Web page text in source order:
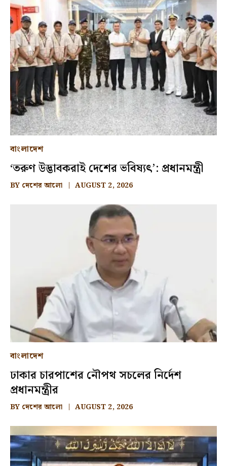
বাংলাদেশ
‘তরুণ উদ্ভাবকরাই দেশের ভবিষ্যৎ’: প্রধানমন্ত্রী
BY দেশের আলো AUGUST 2, 2026
বাংলাদেশ
ঢাকার চারপাশের নৌপথ সচলের নির্দেশ
প্রধানমন্ত্রীর
BY দেশের আলো AUGUST 2, 2026